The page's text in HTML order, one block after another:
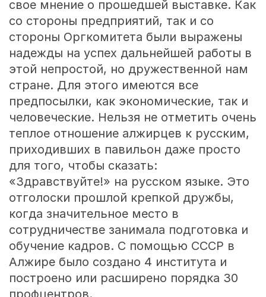
свое мнение о прошедшей выставке. Как
со стороны предприятий, так и со
стороны Оргкомитета были выражены
надежды на успех дальнейшей работы в
этой непростой, но дружественной нам
стране. Для этого имеются все
предпосылки, как экономические, так и
человеческие. Нельзя не отметить очень
теплое отношение алжирцев к русским,
приходивших в павильон даже просто
для того, чтобы сказать:
«Здравствуйте!» на русском языке. Это
отголоски прошлой крепкой дружбы,
когда значительное место в
сотрудничестве занимала подготовка и
обучение кадров. С помощью СССР в
Алжире было создано 4 института и
построено или расширено порядка 30
профцентров.